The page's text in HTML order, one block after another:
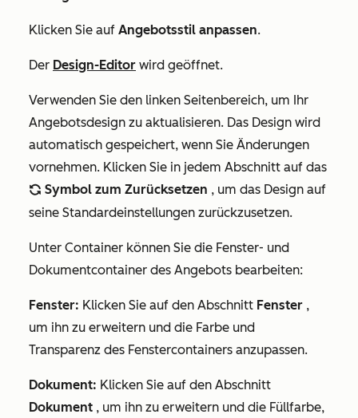
Klicken Sie auf Angebotsstil anpassen.
Der Design-Editor wird geöffnet.
Verwenden Sie den linken Seitenbereich, um Ihr
Angebotsdesign zu aktualisieren. Das Design wird
automatisch gespeichert, wenn Sie Änderungen
vornehmen. Klicken Sie in jedem Abschnitt auf das
refresh Symbol zum Zurücksetzen , um das Design auf
seine Standardeinstellungen zurückzusetzen.
Unter Container können Sie die Fenster- und
Dokumentcontainer des Angebots bearbeiten:
Fenster: Klicken Sie auf den Abschnitt Fenster ,
um ihn zu erweitern und die Farbe und
Transparenz des Fenstercontainers anzupassen.
Dokument: Klicken Sie auf den Abschnitt
Dokument , um ihn zu erweitern und die Füllfarbe,